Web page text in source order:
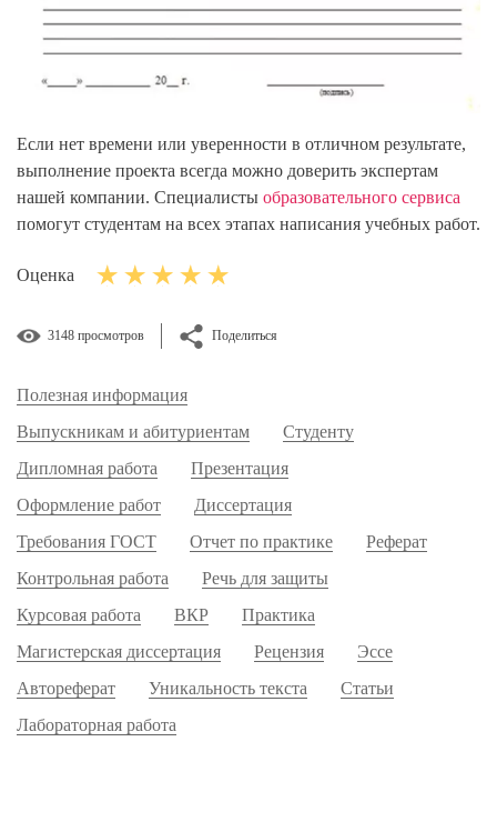
Если нет времени или уверенности в отличном результате,
выполнение проекта всегда можно доверить экспертам
нашей компании. Специалисты образовательного сервиса
помогут студентам на всех этапах написания учебных работ.
Оценка
3148 просмотров Поделиться
Полезная информация
Выпускникам и абитуриентам
Студенту
Дипломная работа
Презентация
Оформление работ
Диссертация
Требования ГОСТ
Отчет по практике
Реферат
Контрольная работа
Речь для защиты
Курсовая работа
ВКР
Практика
Магистерская диссертация
Рецензия
Эссе
Автореферат
Уникальность текста
Статьи
Лабораторная работа